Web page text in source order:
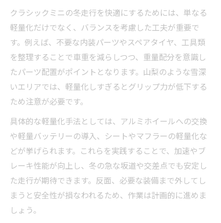
クラシックミニの冬走行を快適にするためには、単なる
軽量化だけでなく、バランスを考慮した工夫が重要で
す。例えば、不要な内装パーツやスペアタイヤ、工具類
を整理することで車重を減らしつつ、重量配分を意識し
たパーツ配置がポイントとなります。山梨のような雪深
いエリアでは、軽量化しすぎるとグリップ力が低下する
ため注意が必要です。
具体的な軽量化手法としては、アルミホイールへの交換
や軽量バッテリーの導入、シートやマフラーの軽量化な
どが挙げられます。これらを実践することで、加速やブ
レーキ性能が向上し、冬の急な坂道や交差点でも安定し
た走行が期待できます。反面、必要な装備まで外してし
まうと安全性が損なわれるため、作業は計画的に進めま
しょう。